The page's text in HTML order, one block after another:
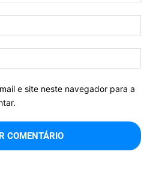
e site neste navegador para a